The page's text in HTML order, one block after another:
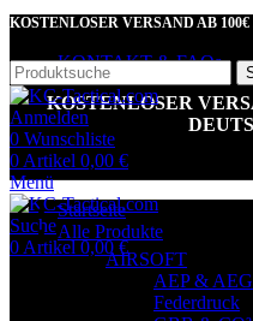
KOSTENLOSER VERSAND AB
KONTAKT & FAQs
KOSTENLOSER
Anmelden
0 Wunschliste
0 Artikel 0,00 €
Menü
Suche
0 Artikel 0,00€
Startseite
Alle Produkte
AIRSOFT
AEP & AEG
Federdruck